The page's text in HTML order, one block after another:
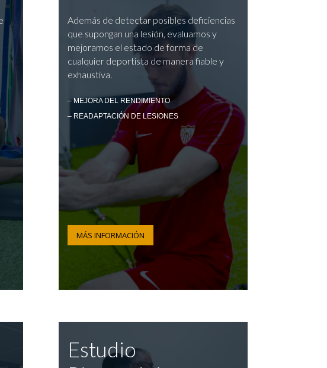
Además de detectar posibles deficiencias
que supongan una lesión, evaluamos y
mejoramos el estado de forma de
cualquier deportista de manera fiable y
exhaustiva.
– MEJORA DEL RENDIMIENTO
– READAPTACIÓN DE LESIONES
MÁS INFORMACIÓN
Estudio